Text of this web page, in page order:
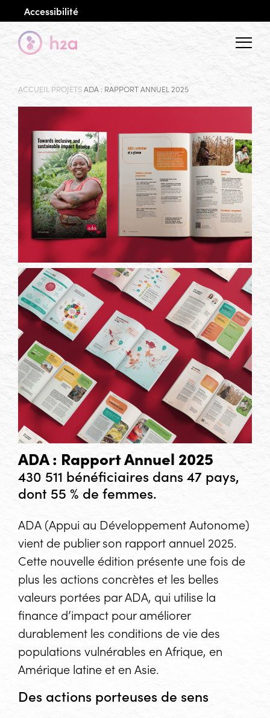
Accessibilité
Menu
ACCUEIL PROJETSADA : RAPPORT ANNUEL 2025
ADA : Rapport Annuel 2025
430 511 bénéficiaires dans 47 pays,
dont 55 % de femmes.
ADA (Appui au Développement Autonome)
vient de publier son rapport annuel 2025.
Cette nouvelle édition présente une fois de
plus les actions concrètes et les belles
valeurs portées par ADA, qui utilise la
finance d’impact pour améliorer
durablement les conditions de vie des
populations vulnérables en Afrique, en
Amérique latine et en Asie.
Des actions porteuses de sens